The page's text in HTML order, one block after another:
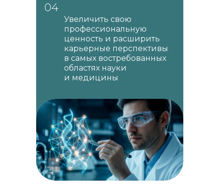
Увеличить свою
профессиональную
ценность и расширить
карьерные перспективы
в самых востребованных
областях науки
и медицины
04
Контакты
+7 (913) 390-08-48
d.soloveva@nsu.ru
Оставить заявку